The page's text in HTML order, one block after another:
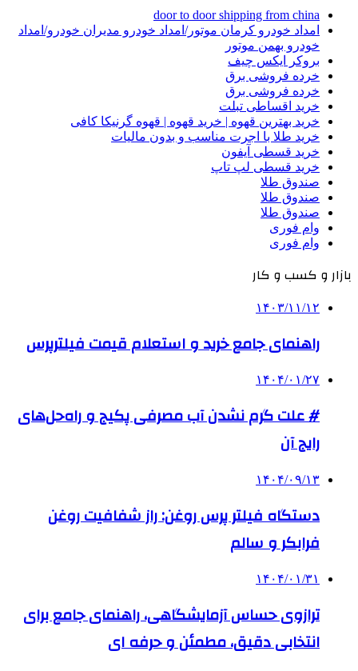
door to door shipping from china
امداد خودرو کرمان موتور/امداد خودرو مدیران خودرو/امداد
خودرو بهمن موتور
بروکر ایکس چیف
خرده فروشی برق
خرده فروشی برق
خرید اقساطی تبلت
خرید بهترین قهوه | خرید قهوه | قهوه گرنیکا کافی
خرید طلا با اجرت مناسب و بدون مالیات
خرید قسطی آیفون
خرید قسطی لپ تاپ
صندوق طلا
صندوق طلا
صندوق طلا
وام فوری
وام فوری
بازار و کسب و کار
۱۴۰۳/۱۱/۱۲
راهنمای جامع خرید و استعلام قیمت فیلترپرس
۱۴۰۴/۰۱/۲۷
# علت گرم نشدن آب مصرفی پکیج و راه‌حل‌های
رایج آن
۱۴۰۴/۰۹/۱۳
دستگاه فیلتر پرس روغن: راز شفافیت روغن
فرابکر و سالم
۱۴۰۴/۰۱/۳۱
ترازوی حساس آزمایشگاهی، راهنمای جامع برای
انتخابی دقیق، مطمئن و حرفه ای